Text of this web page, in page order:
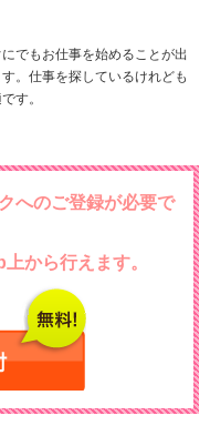
でもお仕事を始めることが出
。仕事を探しているけれども
す。
へのご登録が必要で
から行えます。